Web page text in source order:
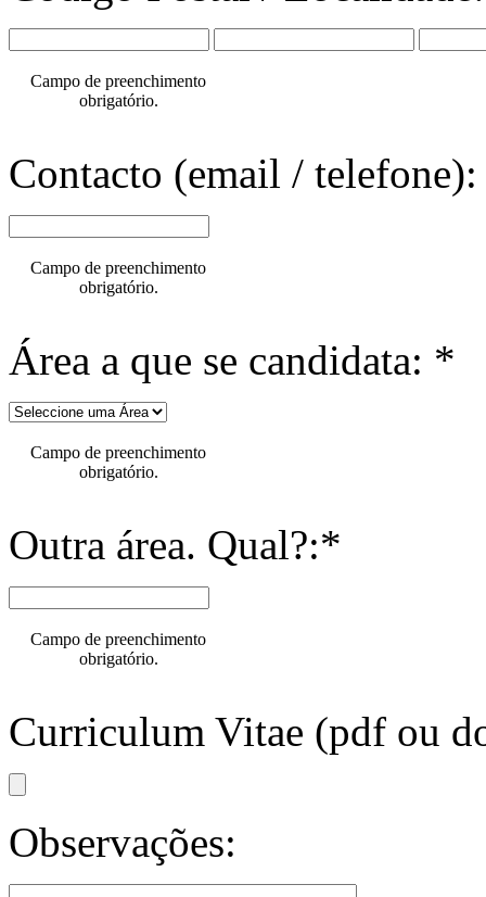
Campo de preenchimento
obrigatório.
Contacto (email /
Campo de preenchimento
obrigatório.
Área a que se candidata: *
Campo de preenchimento
obrigatório.
Outra área. Qual?:*
Campo de preenchimento
obrigatório.
Curriculum Vitae (pdf ou
Observações: